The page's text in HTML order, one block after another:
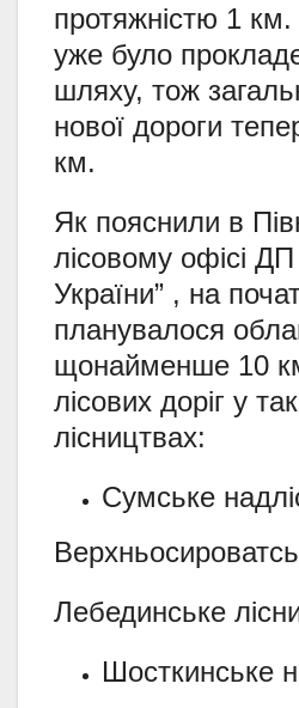
протяжністю 1
уже було
шляху, тож
нової дороги
км.
Як пояснили в
лісовому офісі ДП
України” , на
планувалося
щонайменше 10
лісових доріг у
лісництвах:
Сумське
Лебединське
Шосткинське